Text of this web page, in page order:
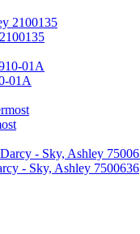
01A
- Sky, Ashley 7500636